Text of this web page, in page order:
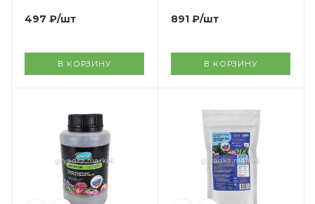
497 ₽/шт
В КОРЗИНУ
891 ₽/шт
В КОРЗИНУ